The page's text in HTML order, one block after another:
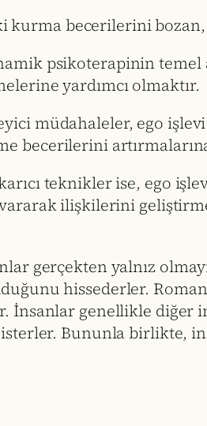
kurma becerilerini bozan,
psikoterapinin temel
yardımcı olmaktır.
müdahaleler, ego
becerilerini
teknikler ise, ego
ilişkilerini
gerçekten yalnız
hissederler.
İnsanlar genellikle diğer
isterler. Bununla birlikte,